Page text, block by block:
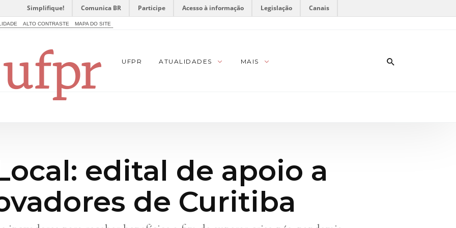
Simplifique! Comunica BR Participe Acesso à informação Legislação Canais
ALTO CONTRASTE MAPA DO SITE
UFPR ATUALIDADES MAIS
edital de apoio a
de Curitiba